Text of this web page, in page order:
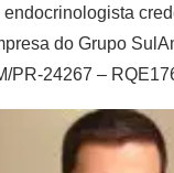
endocrinologista
do Grupo
PR-24267 –